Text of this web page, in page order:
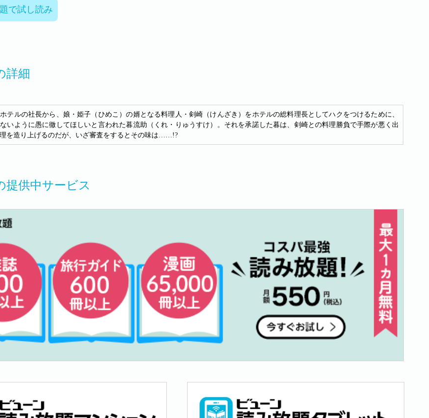
で試し読み
詳細
テルの社長から、娘・姫子（ひめこ）の婿となる料理人・剣崎（けんざき）をホテルの総料理長としてハクをつけるために、
いように愚に徹してほしいと言われた暮流助（くれ・りゅうすけ）。それを承諾した暮は、剣崎との料理勝負で手際が悪く出
を造り上げるのだが、いざ審査をするとその味は……!?
提供中サービス